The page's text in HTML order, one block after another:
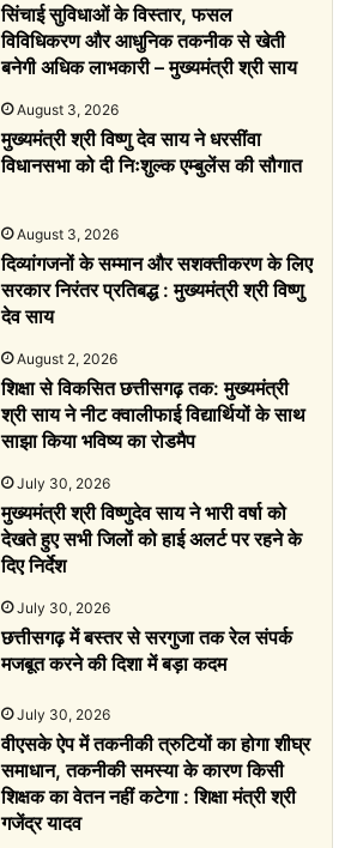
सिंचाई सुविधाओं के विस्तार, फसल
विविधिकरण और आधुनिक तकनीक से खेती
बनेगी अधिक लाभकारी – मुख्यमंत्री श्री साय
August 3, 2026
मुख्यमंत्री श्री विष्णु देव साय ने धरसींवा
विधानसभा को दी निःशुल्क एम्बुलेंस की सौगात
August 3, 2026
दिव्यांगजनों के सम्मान और सशक्तीकरण के लिए
सरकार निरंतर प्रतिबद्ध : मुख्यमंत्री श्री विष्णु
देव साय
August 2, 2026
शिक्षा से विकसित छत्तीसगढ़ तक: मुख्यमंत्री
श्री साय ने नीट क्वालीफाई विद्यार्थियों के साथ
साझा किया भविष्य का रोडमैप
July 30, 2026
मुख्यमंत्री श्री विष्णुदेव साय ने भारी वर्षा को
देखते हुए सभी जिलों को हाई अलर्ट पर रहने के
दिए निर्देश
July 30, 2026
छत्तीसगढ़ में बस्तर से सरगुजा तक रेल संपर्क
मजबूत करने की दिशा में बड़ा कदम
July 30, 2026
वीएसके ऐप में तकनीकी त्रुटियों का होगा शीघ्र
समाधान, तकनीकी समस्या के कारण किसी
शिक्षक का वेतन नहीं कटेगा : शिक्षा मंत्री श्री
गजेंद्र यादव